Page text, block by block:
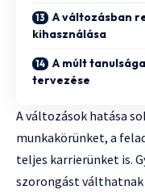
A változásban
kihasználása
A múlt
tervezése
A változások hatása
munkakörünket, a
teljes karrierünket is.
szorongást válthatnak